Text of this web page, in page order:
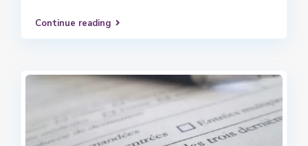
Continue reading